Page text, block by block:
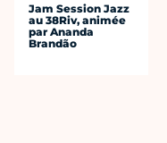
Jam Session Jazz
au 38Riv, animée
par Ananda
Brandão